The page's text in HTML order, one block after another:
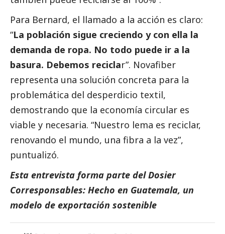
Para Bernard, el llamado a la acción es claro:
“La población sigue creciendo y con ella la
demanda de ropa. No todo puede ir a la
basura. Debemos reciclar”. Novafiber
representa una solución concreta para la
problemática del desperdicio textil,
demostrando que la economía circular es
viable y necesaria. “Nuestro lema es reciclar,
renovando el mundo, una fibra a la vez”,
puntualizó.
Esta entrevista forma parte del Dosier
Corresponsables: Hecho en Guatemala, un
modelo de exportación sostenible